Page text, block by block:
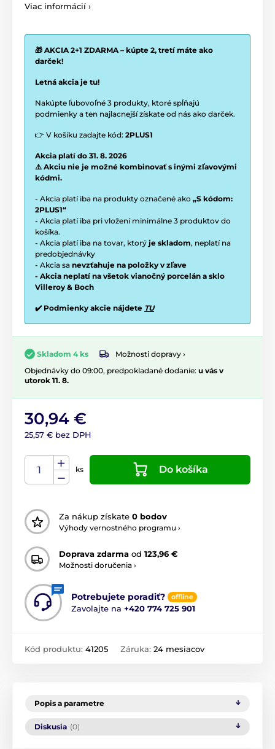
Viac informácií ›
🎁 AKCIA 2+1 ZDARMA – kúpte 2, tretí máte ako
darček!
Letná akcia je tu!
Nakúpte ľubovoľné 3 produkty, ktoré spĺňajú
podmienky a ten najlacnejší získate od nás ako darček.
👉 V košíku zadajte kód: 2PLUS1
Akcia platí do 31. 8. 2026
⚠️ Akciu nie je možné kombinovať s inými zľavovými
kódmi.
- Akcia platí iba na produkty označené ako „S kódom:
2PLUS1“
- Akcia platí iba pri vložení minimálne 3 produktov do
košíka.
- Akcia platí iba na tovar, ktorý je skladom, neplatí na
predobjednávky
- Akcia sa nevzťahuje na položky v zľave
- Akcia neplatí na všetok vianočný porcelán a sklo
Villeroy & Boch
✔️ Podmienky akcie nájdete TU
Skladom 4 ks
Možnosti dopravy ›
Objednávky do 09:00, predpokladané dodanie: u vás v
utorok 11. 8.
30,94 €
25,57 € bez DPH
ks Do košíka
Za nákup získate 0 bodov
Výhody vernostného programu ›
Doprava zdarma od 123,96 €
Možnosti doručenia ›
Potrebujete poradiť? offline
Zavolajte na +420 774 725 901
Kód produktu: 41205 Záruka: 24 mesiacov
Popis a parametre
Diskusia (0)